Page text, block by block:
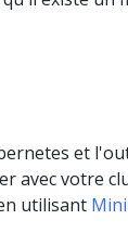
et
votre
utilisant